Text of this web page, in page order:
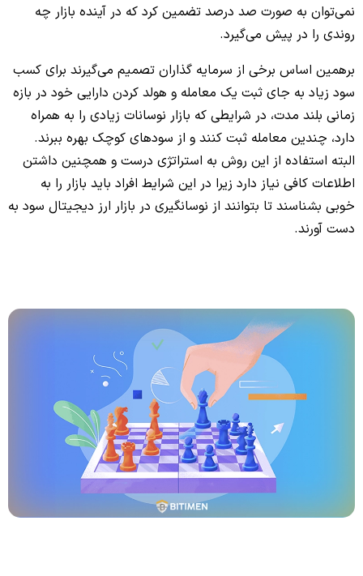
نمی‌توان به صورت صد درصد تضمین کرد که در آینده بازار چه
روندی را در پیش می‌گیرد.
برهمین اساس برخی از سرمایه گذاران تصمیم می‌گیرند برای کسب
سود زیاد به جای ثبت یک معامله و هولد کردن دارایی خود در بازه
زمانی بلند مدت، در شرایطی که بازار نوسانات زیادی را به همراه
دارد، چندین معامله ثبت کنند و از سودهای کوچک بهره ببرند.
البته استفاده از این روش به استراتژی درست و همچنین داشتن
اطلاعات کافی نیاز دارد زیرا در این شرایط افراد باید بازار را به
خوبی بشناسند تا بتوانند از نوسانگیری در بازار ارز دیجیتال سود به
دست آورند.